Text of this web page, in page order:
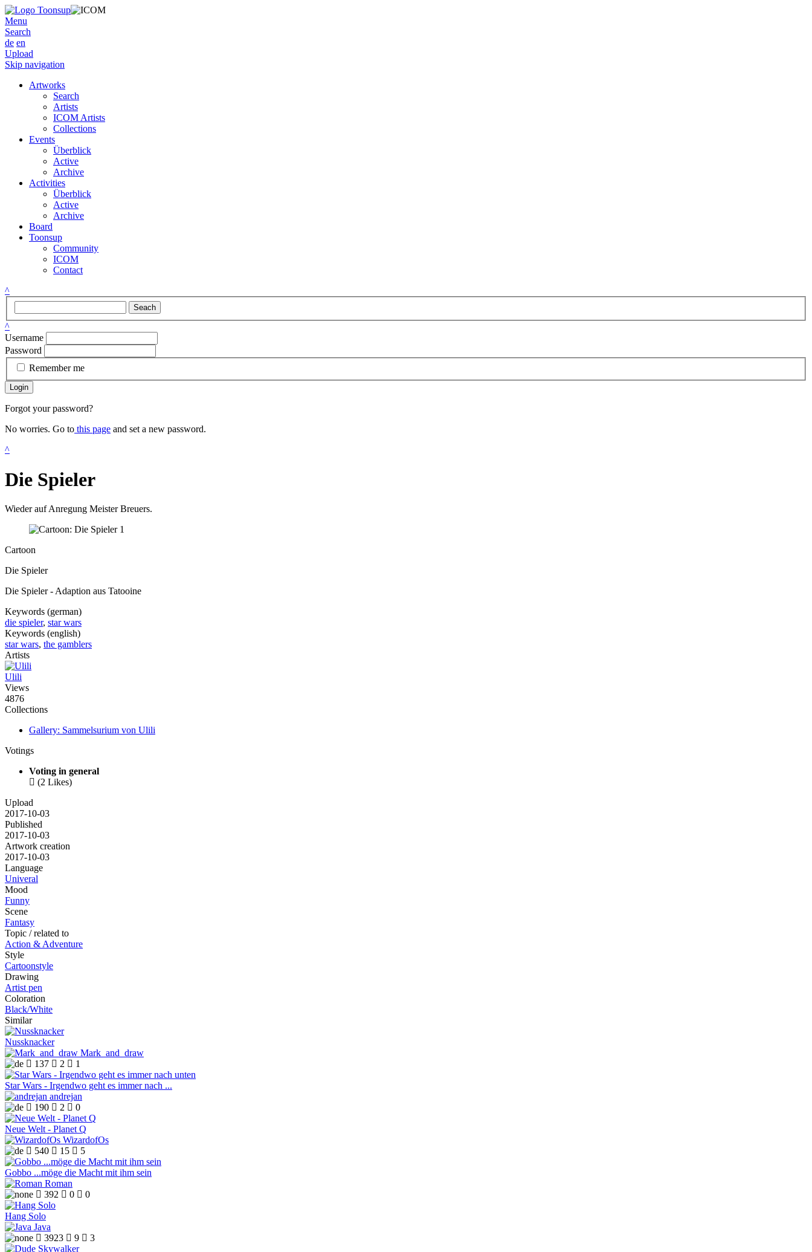
Menu
Search
de en
Upload
Skip navigation
Artworks
Search
Artists
ICOM Artists
Collections
Events
Überblick
Active
Archive
Activities
Überblick
Active
Archive
Board
Toonsup
Community
ICOM
Contact
^
Seach
^
Username
Password
Remember me
Login
Forgot your password?
No worries. Go to this page and set a new password.
^
Die Spieler
Wieder auf Anregung Meister Breuers.
Cartoon
Die Spieler
Die Spieler - Adaption aus Tatooine
Keywords (german)
die spieler, star wars
Keywords (english)
star wars, the gamblers
Artists
Ulili
Views
4876
Collections
Gallery: Sammelsurium von Ulili
Votings
Voting in general
 (2 Likes)
Upload
2017-10-03
Published
2017-10-03
Artwork creation
2017-10-03
Language
Univeral
Mood
Funny
Scene
Fantasy
Topic / related to
Action & Adventure
Style
Cartoonstyle
Drawing
Artist pen
Coloration
Black/White
Similar
Nussknacker
Mark_and_draw
 137  2  1
Star Wars - Irgendwo geht es immer nach ...
andrejan
 190  2  0
Neue Welt - Planet Q
WizardofOs
 540  15  5
Gobbo ...möge die Macht mit ihm sein
Roman
 392  0  0
Hang Solo
Java
 3923  9  3